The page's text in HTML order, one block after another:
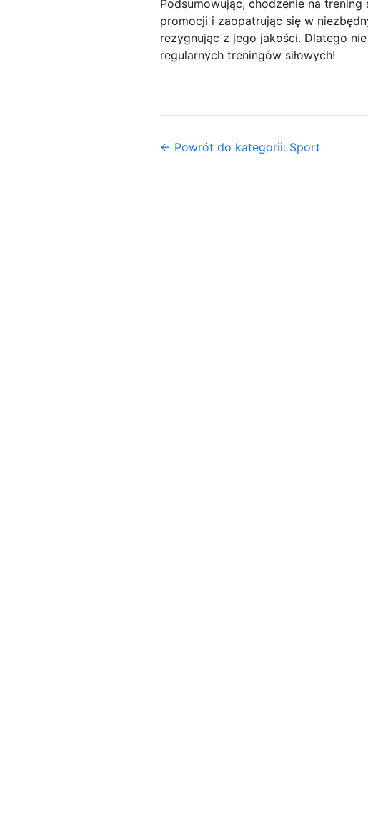
Podsumowując, chodzenie na
promocji i zaopatrując się w
rezygnując z jego jakości. Dlatego
regularnych treningów siłowych!
← Powrót do kategorii: Sport